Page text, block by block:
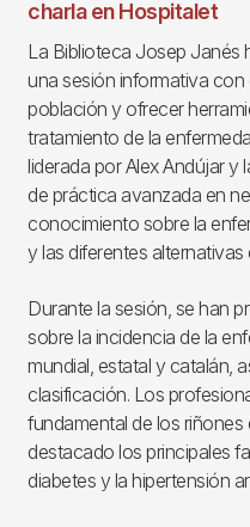
charla en Hospitalet
La Biblioteca Josep Janés
una sesión informativa con
población y ofrecer
tratamiento de la
liderada por Alex Andújar y
de práctica avanzada en
conocimiento sobre la
y las diferentes alternativas
Durante la sesión, se han
sobre la incidencia de la
mundial, estatal y catalán,
clasificación. Los
fundamental de los
destacado los principales
diabetes y la hipertensión